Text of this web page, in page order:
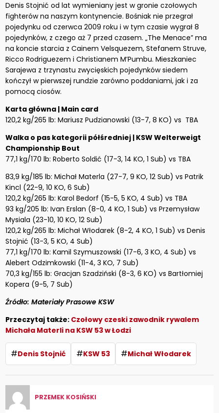
Denis Stojnić od lat wymieniany jest w gronie czołowych
fighterów na naszym kontynencie. Bośniak nie przegrał
pojedynku od czerwca 2009 roku i w tym czasie wygrał 8
pojedynków, z czego aż 7 przed czasem. „The Menace” ma
na koncie starcia z Cainem Velsquezem, Stefanem Struve,
Ricco Rodriguezem i Christianem M’Pumbu. Mieszkaniec
Sarajewa z trzynastu zwycięskich pojedynków siedem
kończył w pierwszej rundzie zarówno poddaniami, jak i za
pomocą ciosów.
Karta główna | Main card
120,2 kg/265 lb: Mariusz Pudzianowski (13-7, 8 KO) vs TBA
Walka o pas kategorii półśredniej | KSW Welterweigt
Championship Bout
77,1 kg/170 lb: Roberto Soldić (17-3, 14 KO, 1 Sub) vs TBA
83,9 kg/185 lb: Michał Materla (27-7, 9 KO, 12 Sub) vs Patrik
Kincl (22-9, 10 KO, 6 Sub)
120,2 kg/265 lb: Karol Bedorf (15-5, 5 KO, 4 Sub) vs TBA
93 kg/205 lb: Ivan Erslan (8-0, 4 KO, 1 Sub) vs Przemysław
Mysiala (23-10, 10 KO, 12 Sub)
120,2 kg/265 lb: Michał Włodarek (8-2, 4 KO, 1 Sub) vs Denis
Stojnić (13-3, 5 KO, 4 Sub)
77,1 kg/170 lb: Kamil Szymuszowski (17-6, 3 KO, 4 Sub) vs
Alebert Odzimkowski (11-4, 3 KO, 7 Sub)
70,3 kg/155 lb: Gracjan Szadziński (8-3, 6 KO) vs Bartłomiej
Kopera (9-5, 7 Sub)
Źródło: Materiały Prasowe KSW
Przeczytaj także: Czołowy czeski zawodnik rywalem
Michała Materli na KSW 53 w Łodzi
#Denis Stojnić #KSW 53 #Michał Włodarek
PRZEMEK KOSIŃSKI